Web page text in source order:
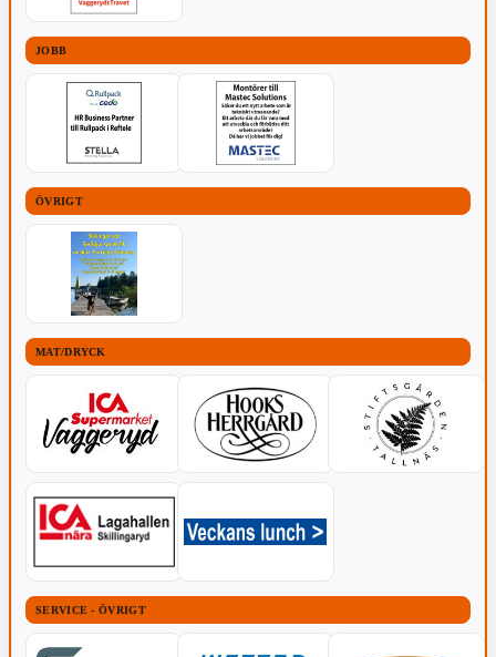
JOBB
ÖVRIGT
MAT/DRYCK
SERVICE - ÖVRIGT